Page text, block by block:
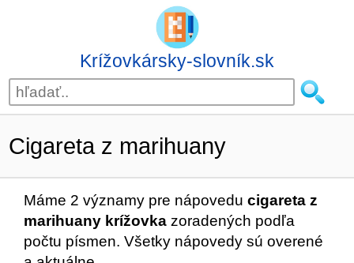
Krížovkársky-slovník.sk
Cigareta z marihuany
Máme 2 významy pre nápovedu cigareta z
marihuany krížovka zoradených podľa
počtu písmen. Všetky nápovedy sú overené